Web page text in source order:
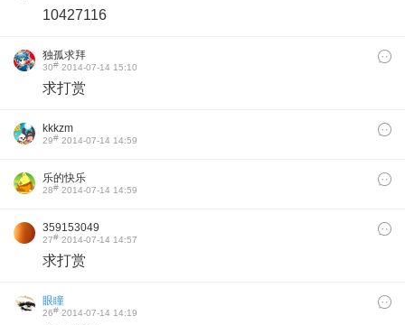
10427116
独孤求拜
30# 2014-07-14 15:10
求打赏
kkkzm
29# 2014-07-14 14:59
乐的快乐
28# 2014-07-14 14:59
359153049
27# 2014-07-14 14:57
求打赏
眼瞳
26# 2014-07-14 14:19